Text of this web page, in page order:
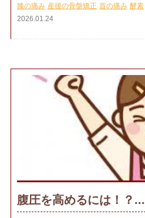
膝の痛み 産後の骨盤矯正 首の痛み 酵素
2026.01.24
腹圧を高めるには！？...